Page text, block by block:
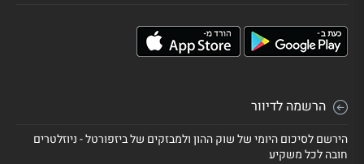
הרשמה לדיוור
הירשם לסיכום היומי של שוק ההון ולמבזקים של ביזפורטל - ניוזלטרים
חובה לכל משקיע